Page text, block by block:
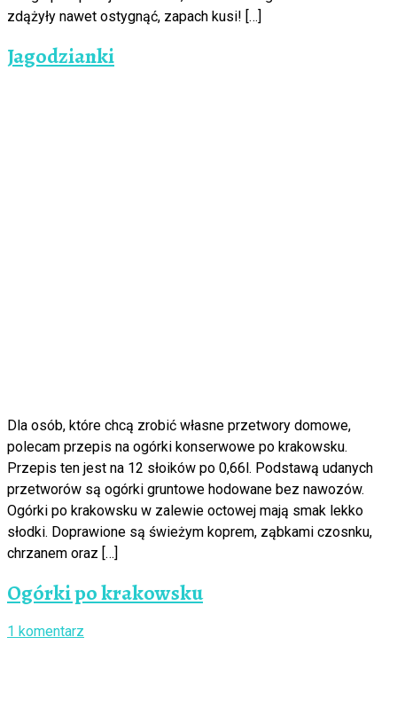
zdążyły nawet ostygnąć, zapach kusi! […]
Jagodzianki
Dla osób, które chcą zrobić własne przetwory domowe,
polecam przepis na ogórki konserwowe po krakowsku.
Przepis ten jest na 12 słoików po 0,66l. Podstawą udanych
przetworów są ogórki gruntowe hodowane bez nawozów.
Ogórki po krakowsku w zalewie octowej mają smak lekko
słodki. Doprawione są świeżym koprem, ząbkami czosnku,
chrzanem oraz […]
Ogórki po krakowsku
1 komentarz